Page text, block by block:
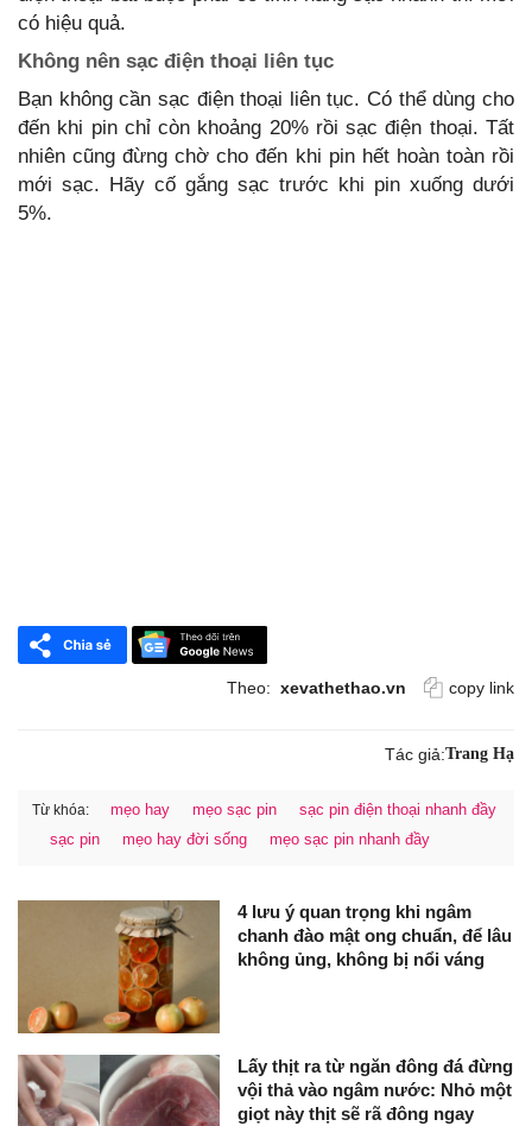
có hiệu quả.
Không nên sạc điện thoại liên tục
Bạn không cần sạc điện thoại liên tục. Có thể dùng cho
đến khi pin chỉ còn khoảng 20% rồi sạc điện thoại. Tất
nhiên cũng đừng chờ cho đến khi pin hết hoàn toàn rồi
mới sạc. Hãy cố gắng sạc trước khi pin xuống dưới
5%.
Theo: xevathethao.vn copy link
Tác giả:Trang Hạ
Từ khóa: mẹo hay mẹo sạc pin
sạc pin điện thoại nhanh đầy
sạc pin
mẹo hay đời sống mẹo sạc pin nhanh đầy
4 lưu ý quan trọng khi ngâm
chanh đào mật ong chuẩn, để lâu
không ủng, không bị nổi váng
Lấy thịt ra từ ngăn đông đá đừng
vội thả vào ngâm nước: Nhỏ một
giọt này thịt sẽ rã đông ngay